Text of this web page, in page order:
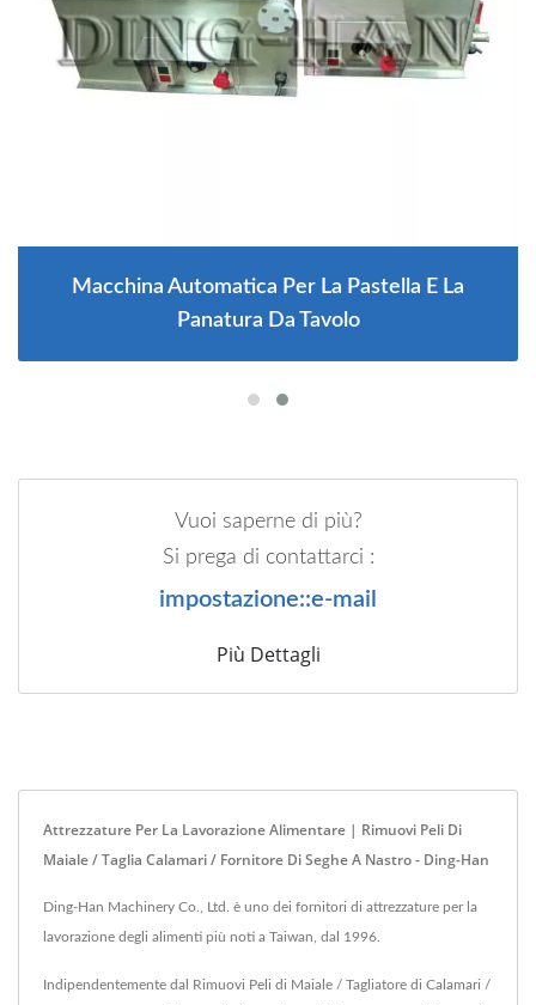
Macchina Automatica Per La Pastella E La
Panatura Da Tavolo
Vuoi saperne di più?
Si prega di contattarci :
impostazione::e-mail
Più Dettagli
Attrezzature Per La Lavorazione Alimentare | Rimuovi Peli Di
Maiale / Taglia Calamari / Fornitore Di Seghe A Nastro - Ding-Han
Ding-Han Machinery Co., Ltd. è uno dei fornitori di attrezzature per la
lavorazione degli alimenti più noti a Taiwan, dal 1996.
Indipendentemente dal Rimuovi Peli di Maiale / Tagliatore di Calamari /